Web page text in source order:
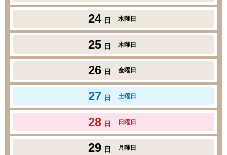
24 日 水曜日
25 日 木曜日
26 日 金曜日
27 日 土曜日
28 日 日曜日
29 日 月曜日